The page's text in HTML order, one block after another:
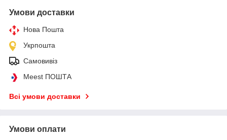
Умови доставки
Нова Пошта
Укрпошта
Самовивіз
Meest ПОШТА
Всі умови доставки
Умови оплати